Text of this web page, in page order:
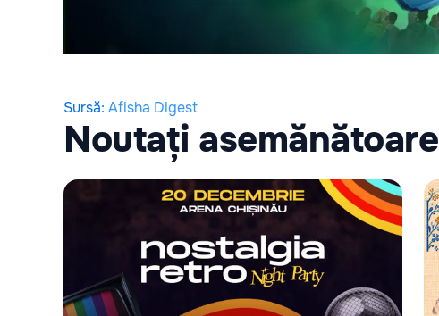
Sursă: Afisha Digest
Noutați asemănătoare